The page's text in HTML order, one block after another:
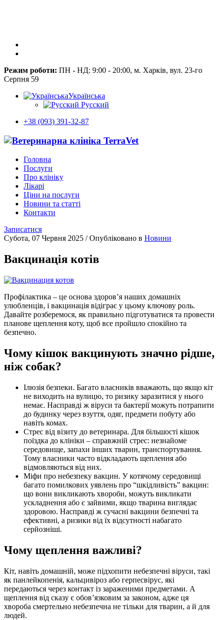
Режим роботи: ПН - НД: 9:00 - 20:00, м. Харків, вул. 23-го
Серпня 59
Українська
Русский
+38 (093) 391-32-87
Головна
Послуги
Про клініку
Лікарі
Ціни на послуги
Новини та статті
Контакти
Записатися
Субота, 07 Червня 2025 /Опубліковано в Новини
Вакцинація котів
Профілактика – це основа здоров’я наших домашніх
улюбленців, і вакцинація відіграє у цьому ключову роль.
Давайте розберемося, як правильно підготуватися та провести
планове щеплення коту, щоб все пройшло спокійно та
безпечно.
Чому кішок вакцинують значно рідше,
ніж собак?
Ілюзія безпеки. Багато власників вважають, що якщо кіт
не виходить на вулицю, то ризику заразитися у нього
немає. Насправді ж віруси та бактерії можуть потрапити
до будинку через взуття, одяг, предмети побуту або
навіть комах.
Стрес від візиту до ветеринара. Для більшості кішок
поїздка до клініки – справжній стрес: незнайоме
середовище, запахи інших тварин, транспортування.
Тому власники часто відкладають щеплення або
відмовляються від них.
Міфи про небезпеку вакцин. У котячому середовищі
багато помилкових уявлень про “шкідливість” вакцин:
що вони викликають хвороби, можуть викликати
ускладнення або є зайвими, якщо тварина виглядає
здоровою. Насправді ж сучасні вакцини безпечні та
ефективні, а ризики від їх відсутності набагато
серйозніші.
Чому щеплення важливі?
Кіт, навіть домашній, може підхопити небезпечні віруси, такі
як панлейкопенія, кальцивіроз або герпесвірус, які
передаються через контакт із зараженими предметами. А
щеплення від сказу є обов’язковим за законом, адже ця
хвороба смертельно небезпечна не тільки для тварин, а й для
людей.